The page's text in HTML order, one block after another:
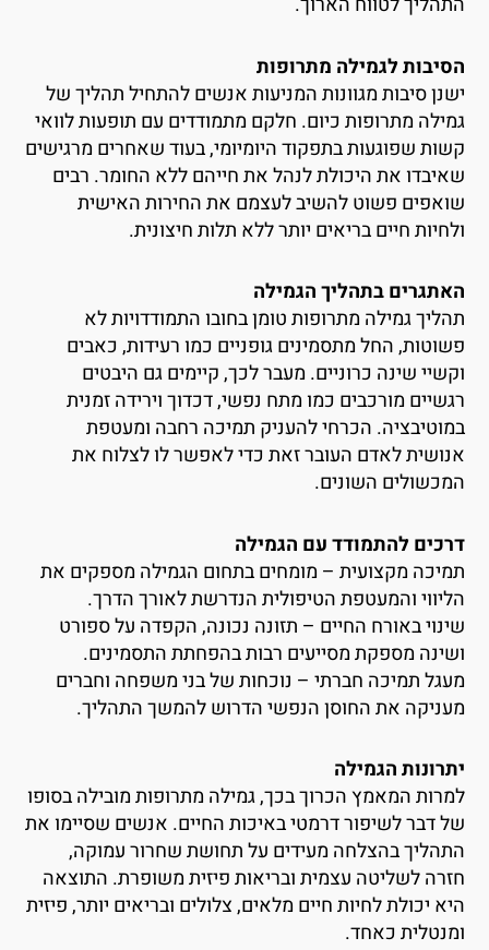
לגמילה מתרופות
סיבות מגוונות המניעות אנשים להתחיל תהליך של
מתרופות כיום. חלקם מתמודדים עם תופעות לוואי
שפוגעות בתפקוד היומיומי, בעוד שאחרים מרגישים
את היכולת לנהל את חייהם ללא החומר. רבים
פשוט להשיב לעצמם את החירות האישית
חיים בריאים יותר ללא תלות חיצונית.
בתהליך הגמילה
גמילה מתרופות טומן בחובו התמודדויות לא
החל מתסמינים גופניים כמו רעידות, כאבים
שינה כרוניים. מעבר לכך, קיימים גם היבטים
מורכבים כמו מתח נפשי, דכדוך וירידה זמנית
הכרחי להעניק תמיכה רחבה ומעטפת
לאדם העובר זאת כדי לאפשר לו לצלוח את
השונים.
להתמודד עם הגמילה
מקצועית – מומחים בתחום הגמילה מספקים את
והמעטפת הטיפולית הנדרשת לאורך הדרך.
באורח החיים – תזונה נכונה, הקפדה על ספורט
מספקת מסייעים רבות בהפחתת התסמינים.
תמיכה חברתי – נוכחות של בני משפחה וחברים
את החוסן הנפשי הדרוש להמשך התהליך.
הגמילה
המאמץ הכרוך בכך, גמילה מתרופות מובילה בסופו
דבר לשיפור דרמטי באיכות החיים. אנשים שסיימו את
בהצלחה מעידים על תחושת שחרור עמוקה,
לשליטה עצמית ובריאות פיזית משופרת. התוצאה
יכולת לחיות חיים מלאים, צלולים ובריאים יותר, פיזית
כאחד.